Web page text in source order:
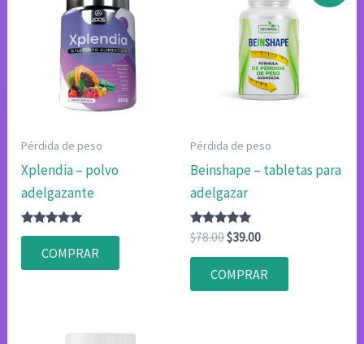
Pérdida de peso
Xplendia – polvo
adelgazante
Valorado
4.83
de 5
COMPRAR
Pérdida de peso
Beinshape – tabletas para
adelgazar
Valorado
con
4.75
$78.00El
original
era:
$39.00El
actual
es:
COMPRAR